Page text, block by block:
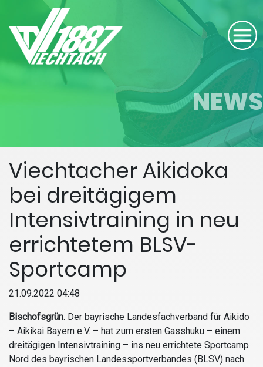
NEWS
Viechtacher Aikidoka
bei dreitägigem
Intensivtraining in neu
errichtetem BLSV-
Sportcamp
21.09.2022 04:48
Bischofsgrün. Der bayrische Landesfachverband für Aikido
– Aikikai Bayern e.V. – hat zum ersten Gasshuku – einem
dreitägigen Intensivtraining – ins neu errichtete Sportcamp
Nord des bayrischen Landessportverbandes (BLSV) nach